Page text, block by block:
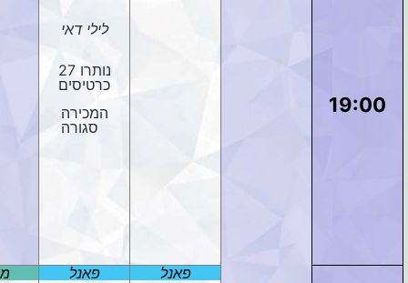
19:00
לילי דאי
נותרו 27
כרטיסים
המכירה
סגורה
פאנל
פאנל